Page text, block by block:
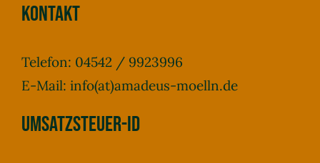
Kontakt
Telefon: 04542 / 9923996
E-Mail: info(at)amadeus-moelln.de
Umsatzsteuer-ID